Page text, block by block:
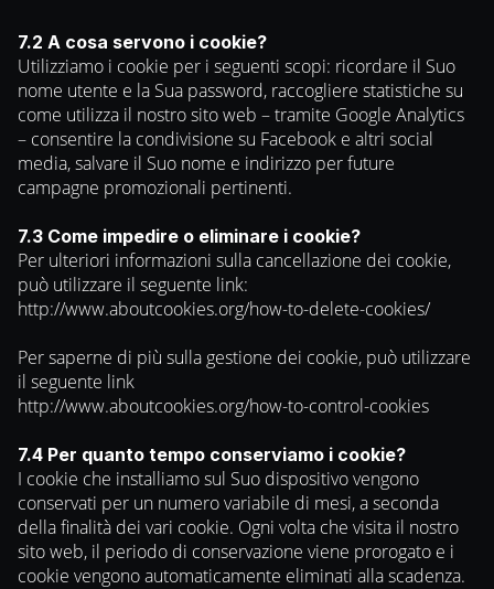
7.2 A cosa servono i cookie?
Utilizziamo i cookie per i seguenti scopi: ricordare il Suo
nome utente e la Sua password, raccogliere statistiche su
come utilizza il nostro sito web – tramite Google Analytics
– consentire la condivisione su Facebook e altri social
media, salvare il Suo nome e indirizzo per future
campagne promozionali pertinenti.
7.3 Come impedire o eliminare i cookie?
Per ulteriori informazioni sulla cancellazione dei cookie,
può utilizzare il seguente link:
http://www.aboutcookies.org/how-to-delete-cookies/
Per saperne di più sulla gestione dei cookie, può utilizzare
il seguente link
http://www.aboutcookies.org/how-to-control-cookies
7.4 Per quanto tempo conserviamo i cookie?
I cookie che installiamo sul Suo dispositivo vengono
conservati per un numero variabile di mesi, a seconda
della finalità dei vari cookie. Ogni volta che visita il nostro
sito web, il periodo di conservazione viene prorogato e i
cookie vengono automaticamente eliminati alla scadenza.